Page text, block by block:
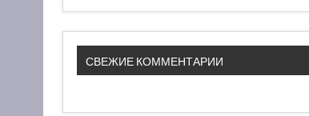
СВЕЖИЕ КОММЕНТАРИИ